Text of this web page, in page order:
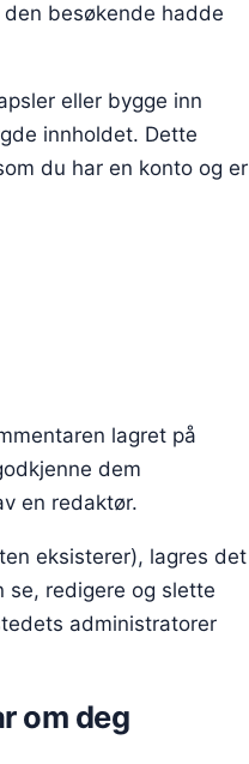
besøkende hadde
eller bygge inn
innholdet. Dette
du har en konto og er
lagret på
dem
en redaktør.
eksisterer), lagres det
se, redigere og slette
administratorer
om deg